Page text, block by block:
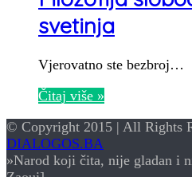
svetinja
Vjerovatno ste bezbroj…
Čitaj više »
© Copyright 2015 | All Rights
DIALOGOS.BA
»Narod koji čita, nije gladan i